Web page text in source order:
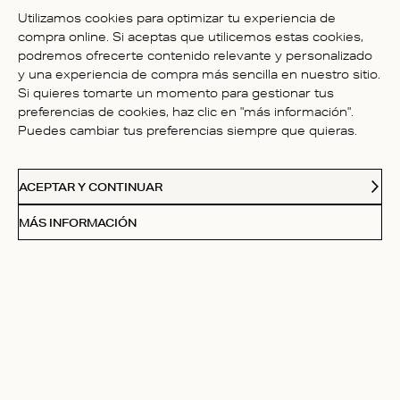
SÉ LA PRIMER PERSONA EN
ESCRIBIR UNA OPINIÓN
ATENCIÓN AL CLIENTE
Utilizamos cookies para optimizar tu experiencia de
compra online. Si aceptas que utilicemos estas cookies,
podremos ofrecerte contenido relevante y personalizado
y una experiencia de compra más sencilla en nuestro sitio.
Si quieres tomarte un momento para gestionar tus
preferencias de cookies, haz clic en "más información".
Puedes cambiar tus preferencias siempre que quieras.
ACEPTAR Y CONTINUAR
MÁS INFORMACIÓN